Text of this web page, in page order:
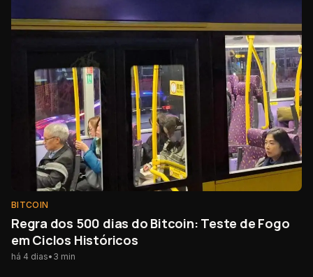
BITCOIN
Regra dos 500 dias do Bitcoin: Teste de Fogo
em Ciclos Históricos
há 4 dias• 3 min